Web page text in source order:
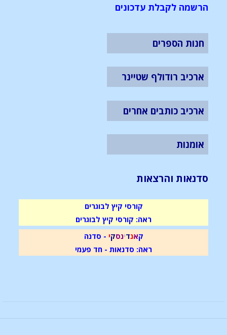
הרשמה לקבלת עדכונים
חנות הספרים
ארכיב רודולף שטיינר
ארכיב כותבים אחרים
אומנות
סדנאות והרצאות
קורסי קיץ לבוגרים
ראה: קורסי קיץ לבוגרים
קאנדינסקי - סדנה
ראה: סדנאות - חד פעמי